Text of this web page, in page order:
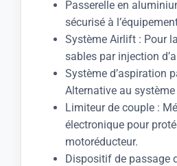
Passerelle en
sécurisé à
Système Airlift : Pour
sables par injection
Système d’aspiration
Alternative au
Limiteur de couple :
électronique pour
motoréducteur.
Dispositif de passage